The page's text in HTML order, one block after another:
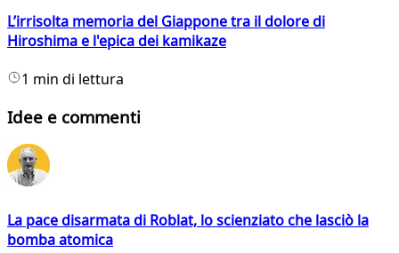
L’irrisolta memoria del Giappone tra il dolore di
Hiroshima e l'epica dei kamikaze
1 min di lettura
Idee e commenti
La pace disarmata di Roblat, lo scienziato che lasciò la
bomba atomica